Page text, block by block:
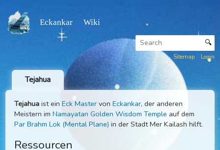
Eckankar Wiki
Sitemap
Tejahua ist einEck MastervonEckankar, der anderen
Meistern imNamayatan Golden Wisdom Templeauf dem
Par Brahm Lok (Mental Plane)